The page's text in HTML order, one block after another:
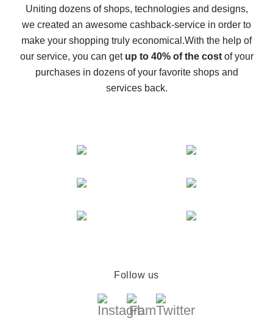
possible
The best cash back on AliExpress - how to find it
The best cash back service for AliExpress - let's
compare offers
Uniting dozens of shops, technologies and designs,
we created an awesome cashback-service in order to
make your shopping truly economical.With the help of
our service, you can get up to 40% of the costof your
purchases in dozens of your favorite shops and
services back.
Follow us